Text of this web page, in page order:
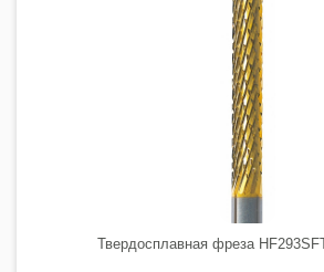
Твердосплавная фреза